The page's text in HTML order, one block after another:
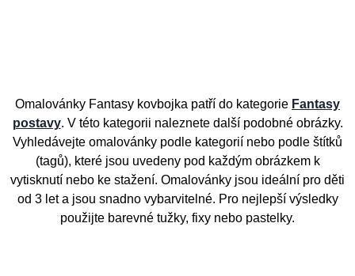
Omalovánky Fantasy kovbojka patří do kategorie Fantasy
postavy. V této kategorii naleznete další podobné obrázky.
Vyhledávejte omalovánky podle kategorií nebo podle štítků
(tagů), které jsou uvedeny pod každým obrázkem k
vytisknutí nebo ke stažení. Omalovánky jsou ideální pro děti
od 3 let a jsou snadno vybarvitelné. Pro nejlepší výsledky
použijte barevné tužky, fixy nebo pastelky.